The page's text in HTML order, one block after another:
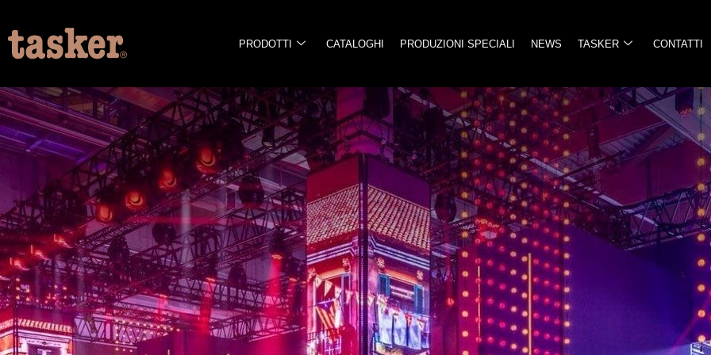
PRODOTTI CATALOGHI PRODUZIONI SPECIALI NEWS TASKER CONTATTI